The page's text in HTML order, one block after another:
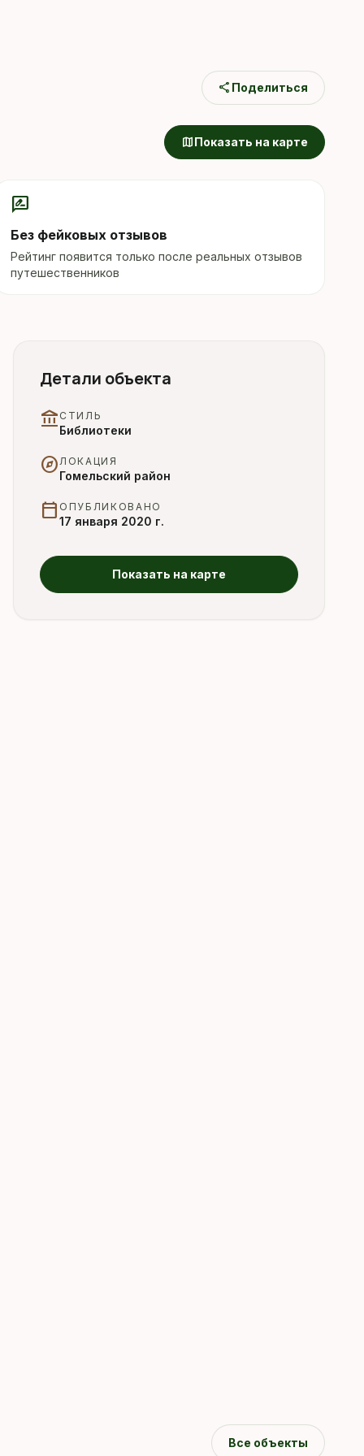
share Поделиться
mapПоказать на карте
rate_review
Без фейковых отзывов
Рейтинг появится только после реальных отзывов
путешественников
Детали объекта
account_balance СТИЛЬ
Библиотеки
explore ЛОКАЦИЯ
Гомельский район
calendar_today ОПУБЛИКОВАНО
17 января 2020 г.
Показать на карте
Все объекты